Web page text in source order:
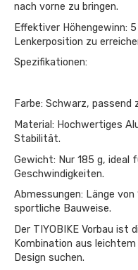
nach vorne zu bringen.
Effektiver Höhengewinn:
Lenkerposition zu
Spezifikationen:
Farbe: Schwarz, passend
Material: Hochwertiges
Stabilität.
Gewicht: Nur 185 g, ideal
Geschwindigkeiten.
Abmessungen: Länge
sportliche Bauweise.
Der TIYOBIKE Vorbau ist
Kombination aus
Design suchen.